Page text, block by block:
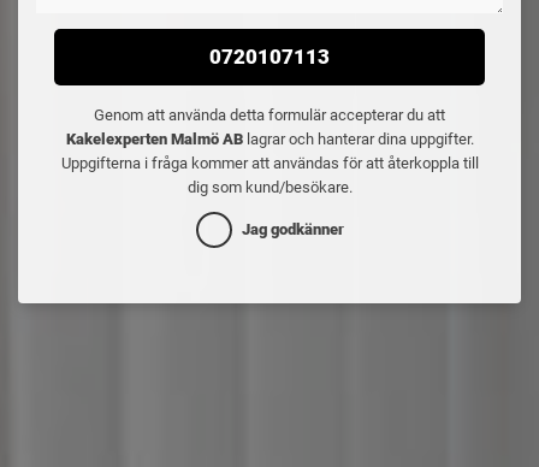
0720107113
Genom att använda detta formulär accepterar du att
Kakelexperten Malmö AB lagrar och hanterar dina uppgifter.
Uppgifterna i fråga kommer att användas för att återkoppla till
dig som kund/besökare.
Jag godkänner